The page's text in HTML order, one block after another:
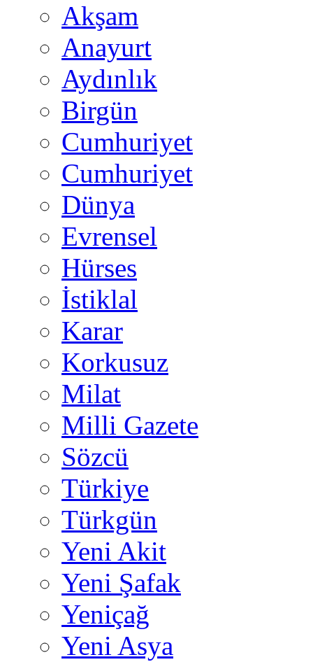
Akşam
Anayurt
Aydınlık
Birgün
Cumhuriyet
Cumhuriyet
Dünya
Evrensel
Hürses
İstiklal
Karar
Korkusuz
Milat
Milli Gazete
Sözcü
Türkiye
Türkgün
Yeni Akit
Yeni Şafak
Yeniçağ
Yeni Asya